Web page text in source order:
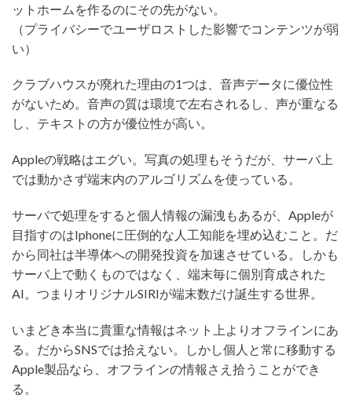
ットホームを作るのにその先がない。
（プライバシーでユーザロストした影響でコンテンツが弱
い）
クラブハウスが廃れた理由の1つは、音声データに優位性
がないため。音声の質は環境で左右されるし、声が重なる
し、テキストの方が優位性が高い。
Appleの戦略はエグい。写真の処理もそうだが、サーバ上
では動かさず端末内のアルゴリズムを使っている。
サーバで処理をすると個人情報の漏洩もあるが、Appleが
目指すのはIphoneに圧倒的な人工知能を埋め込むこと。だ
から同社は半導体への開発投資を加速させている。しかも
サーバ上で動くものではなく、端末毎に個別育成された
AI。つまりオリジナルSIRIが端末数だけ誕生する世界。
いまどき本当に貴重な情報はネット上よりオフラインにあ
る。だからSNSでは拾えない。しかし個人と常に移動する
Apple製品なら、オフラインの情報さえ拾うことができ
る。